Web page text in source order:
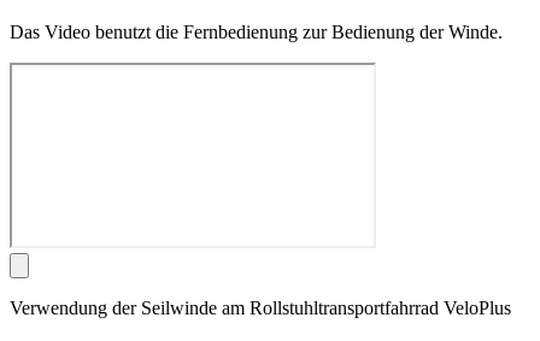
Das Video benutzt die Fernbedienung zur Bedienung der Winde.
Verwendung der Seilwinde am Rollstuhltransportfahrrad VeloPlus